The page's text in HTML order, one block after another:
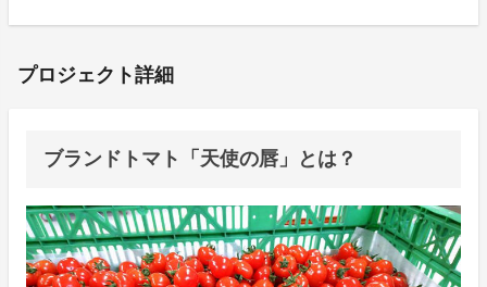
プロジェクト詳細
ブランドトマト「天使の唇」とは？